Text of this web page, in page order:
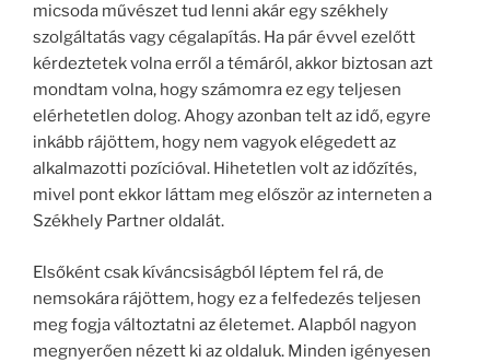
micsoda művészet tud lenni akár egy székhely
szolgáltatás vagy cégalapítás. Ha pár évvel ezelőtt
kérdeztetek volna erről a témáról, akkor biztosan azt
mondtam volna, hogy számomra ez egy teljesen
elérhetetlen dolog. Ahogy azonban telt az idő, egyre
inkább rájöttem, hogy nem vagyok elégedett az
alkalmazotti pozícióval. Hihetetlen volt az időzítés,
mivel pont ekkor láttam meg először az interneten a
Székhely Partner oldalát.
Elsőként csak kíváncsiságból léptem fel rá, de
nemsokára rájöttem, hogy ez a felfedezés teljesen
meg fogja változtatni az életemet. Alapból nagyon
megnyerően nézett ki az oldaluk. Minden igényesen